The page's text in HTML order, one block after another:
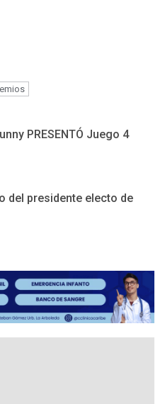
PRESENTÓ Juego 4
del presidente electo de
muertos en Colombia
contra grupos
EN EL MUNDO
TITULARES
de Comercio para
la economía
TITULARES
HORA